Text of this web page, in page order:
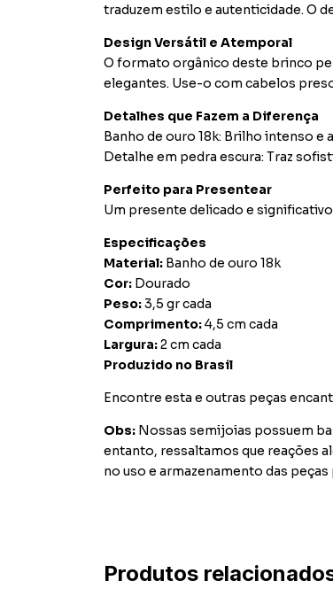
traduzem estilo e autenticidade. O
Design Versátil e Atemporal
O formato orgânico deste brinco
elegantes. Use-o com cabelos
Detalhes que Fazem a Diferença
Banho de ouro 18k: Brilho intenso e
Detalhe em pedra escura: Traz
Perfeito para Presentear
Um presente delicado e
Especificações
Material: Banho de ouro 18k
Cor: Dourado
Peso:3,5 gr cada
Comprimento:4,5 cm cada
Largura:2 cm cada
Produzido no Brasil
Encontre esta e outras peças
Obs: Nossas semijoias possuem
entanto, ressaltamos que reações
no uso e armazenamento das
Produtos